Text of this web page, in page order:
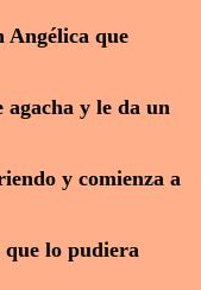
Angélica que
agacha y le da un
y comienza a
que lo pudiera